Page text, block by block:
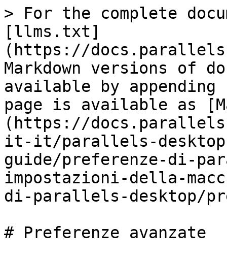
> For the complete
[llms.txt]
(https://
Markdown versions of
available by
page is available as
(https://
it-it/parallels-
guide/preferenze-di-
impostazioni-della-
di-parallels-desktop/
# Preferenze avanzate